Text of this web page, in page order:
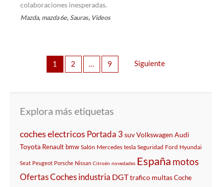
colaboraciones inesperadas.
Mazda, mazda 6e, Sauras, Videos
1 2 … 9 Siguiente
Explora más etiquetas
coches electricos Portada 3 suvVolkswagen Audi
Toyota Renault bmw Salón Mercedes tesla Seguridad Ford Hyundai
Seat Peugeot Porsche Nissan Citroën novedades España motos
OfertasCoches industria DGTtrafico multasCoche